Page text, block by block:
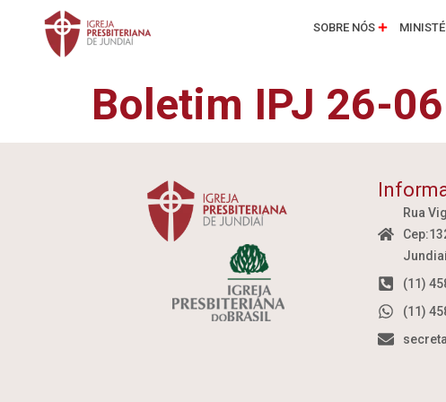
SOBRE NÓS
Boletim IPJ 26-
Rua
(11)
(11)